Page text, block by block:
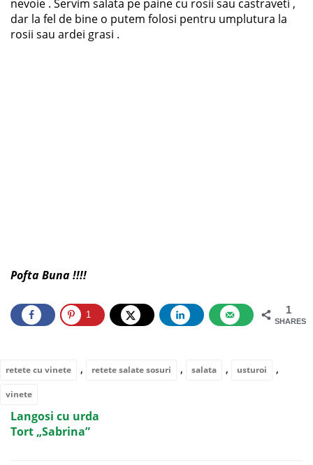
nevoie . Servim salata pe paine cu rosii sau castraveti ,
dar la fel de bine o putem folosi pentru umplutura la
rosii sau ardei grasi .
Pofta Buna !!!!
1
SHARES
1
retete cu vinete , retete salate sosuri , salata , usturoi ,
vinete
Langosi cu urda
Tort „Sabrina”